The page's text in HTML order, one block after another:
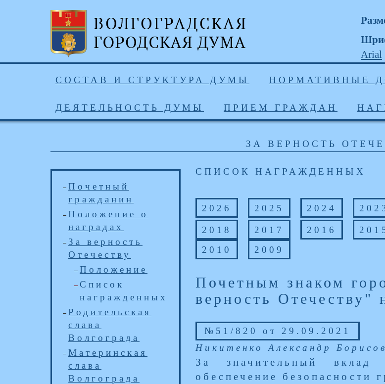
Arial
СОСТАВ И СТРУКТУРА ДУМЫ НОРМАТИВНЫЕ
ДЕЯТЕЛЬНОСТЬ ДУМЫ ПРИЕМ ГРАЖДАН
ЗА ВЕРНОСТЬ
Почетный
гражданин
Положение о
наградах
За верность
Отечеству
Положение
Список
награжденных
Родительская
слава
Волгограда
Материнская
слава
Волгограда
СПИСОК НАГРАЖДЕННЫХ
2026 2025 2024
2018 2017 2016
2010
2009
Почетным знаком
верность Отечеству"
№51/820 от 29.09.2021
Никитенко Александр
За значительный
обеспечение безопасности